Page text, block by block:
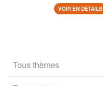
VOIR EN DETAILS